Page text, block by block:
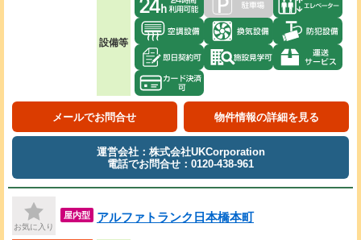
設備等
メールでお問合せ 物件情報の詳細を見る
運営会社：株式会社UKCorporation
電話でお問合せ：0120-438-961
お気に入り
屋内型 アルファトランク日本橋本町